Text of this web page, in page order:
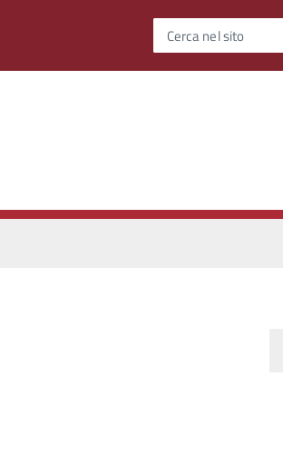
Cerca nel sito